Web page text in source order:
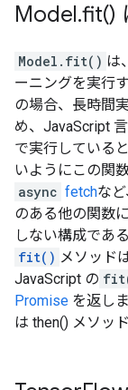
Model.fit()
Model.fit() は
ーニングを実行
の場合、長時間
め、JavaScript
で実行している
いようにこの関
async fetchな
のある他の関数
しない構成であ
fit() メソッド
JavaScript の
Promise を返し
は then() メソッ